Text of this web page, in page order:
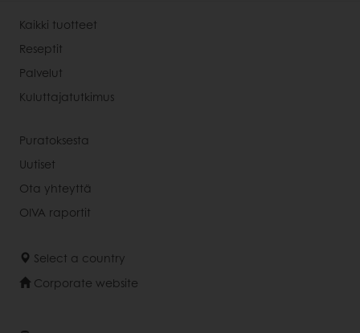
Kaikki tuotteet
Reseptit
Palvelut
Kuluttajatutkimus
Puratoksesta
Uutiset
Ota yhteyttä
OIVA raportit
Select a country
Corporate website